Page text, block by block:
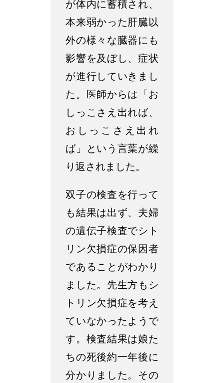
が体内に蓄積され、
本来弱かった肝臓以
外の様々な臓器にも
影響を及ぼし、症状
が進行していきまし
た。医師からは「お
しっこさえ出れば、
おしっこさえ出れ
ば」という言葉が繰
り返されました。
双子の検査を行って
も結果は出ず、夫婦
の遺伝子検査でシト
リン欠損症の保因者
であることがわかり
ました。先生方もシ
トリン欠損症を考え
ていなかったようで
す。検査結果は娘た
ちの死後約一年後に
分かりました。その